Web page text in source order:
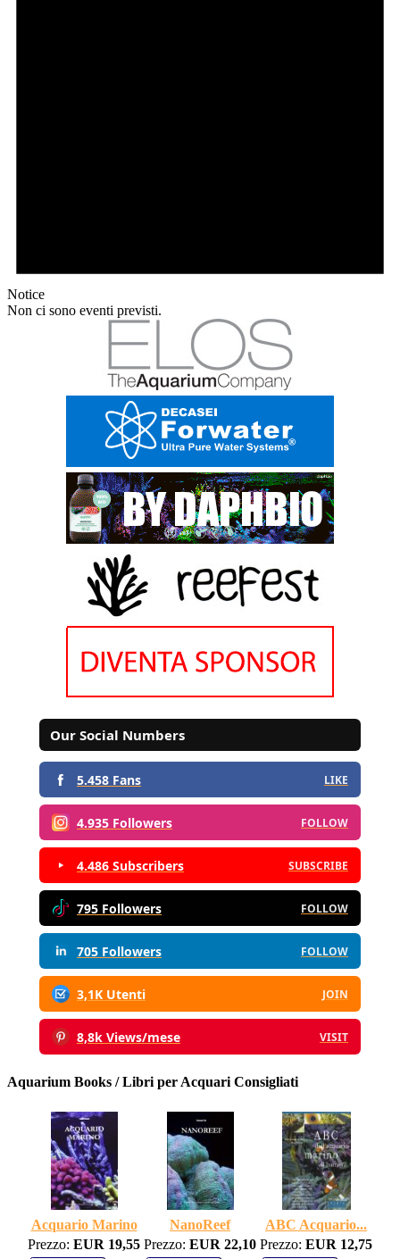
Notice
Non ci sono eventi previsti.
Our Social Numbers
5.458 Fans LIKE
4.935 Followers FOLLOW
4.486 Subscribers SUBSCRIBE
795 Followers FOLLOW
705 Followers FOLLOW
3,1K Utenti JOIN
8,8k Views/mese VISIT
Aquarium Books / Libri per Acquari Consigliati
Acquario Marino NanoReef
ABC Acquario...
Prezzo: EUR 19,55 Prezzo: EUR 22,10 Prezzo: EUR 12,75